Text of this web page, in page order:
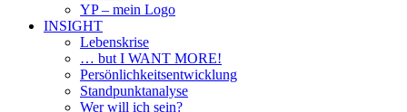
YP – mein Logo
INSIGHT
Lebenskrise
… but I WANT MORE!
Persönlichkeitsentwicklung
Standpunktanalyse
Wer will ich sein?